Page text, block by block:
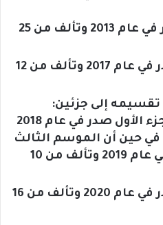
الموسم الأول صدر في عام 2013 وتألف من 25
الموسم الثاني صدر في عام 2017 وتألف من 12
إلى جزئين:
الموسم الثالث الجزء الأول صدر في عام 2018
12 حلقة، في حين أن الموسم الثالث
الجزء الثاني صدر في عام 2019 وتألف من 10
الموسم الرابع صدر في عام 2020 وتألف من 16